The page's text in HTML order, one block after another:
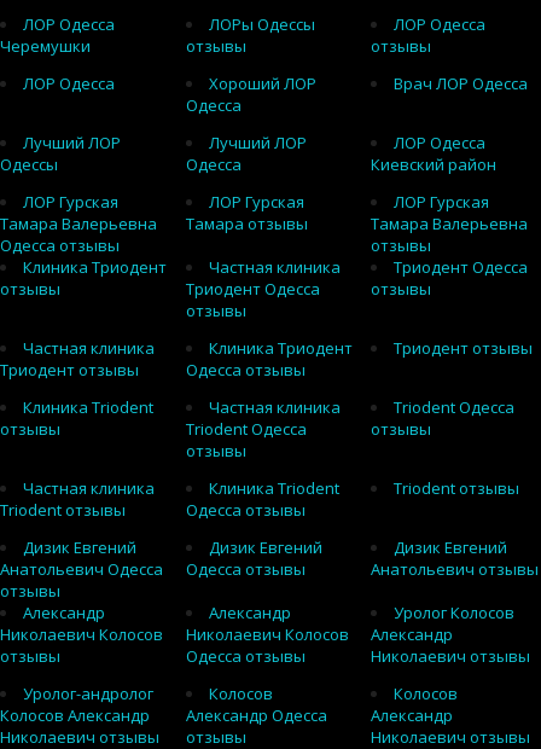
ЛОР Одесса
Черемушки
ЛОРы Одессы
отзывы
ЛОР Одесса
отзывы
ЛОР Одесса
Хороший ЛОР
Одесса
Врач ЛОР Одесса
Лучший ЛОР
Одессы
Лучший ЛОР
Одесса
ЛОР Одесса
Киевский район
ЛОР Гурская
Тамара Валерьевна
Одесса отзывы
ЛОР Гурская
Тамара отзывы
ЛОР Гурская
Тамара Валерьевна
отзывы
Клиника Триодент
отзывы
Частная клиника
Триодент Одесса
отзывы
Триодент Одесса
отзывы
Частная клиника
Триодент отзывы
Клиника Триодент
Одесса отзывы
Триодент отзывы
Клиника Triodent
отзывы
Частная клиника
Triodent Одесса
отзывы
Triodent Одесса
отзывы
Частная клиника
Triodent отзывы
Клиника Triodent
Одесса отзывы
Triodent отзывы
Дизик Евгений
Анатольевич Одесса
отзывы
Дизик Евгений
Одесса отзывы
Дизик Евгений
Анатольевич отзывы
Александр
Николаевич Колосов
отзывы
Александр
Николаевич Колосов
Одесса отзывы
Уролог Колосов
Александр
Николаевич отзывы
Уролог-андролог
Колосов Александр
Николаевич отзывы
Колосов
Александр Одесса
отзывы
Колосов
Александр
Николаевич отзывы